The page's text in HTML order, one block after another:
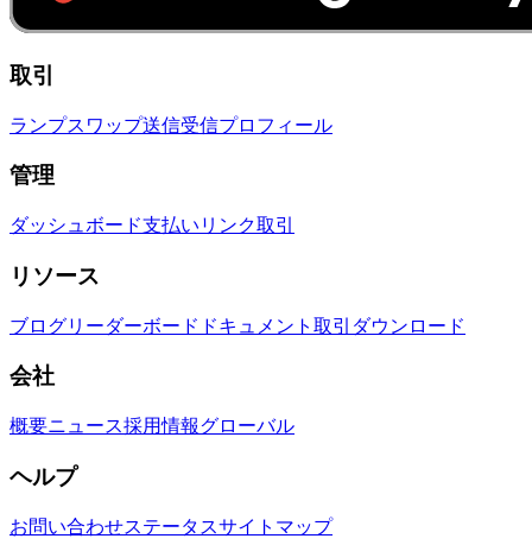
取引
ランプスワップ送信受信プロフィール
管理
ダッシュボード支払いリンク取引
リソース
ブログリーダーボード ドキュメント 取引 ダウンロード
会社
概要ニュース採用情報グローバル
ヘルプ
お問い合わせステータスサイトマップ